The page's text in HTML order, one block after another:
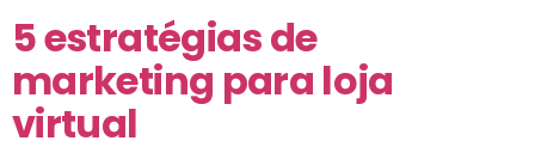
5 estratégias de
marketing para loja
virtual